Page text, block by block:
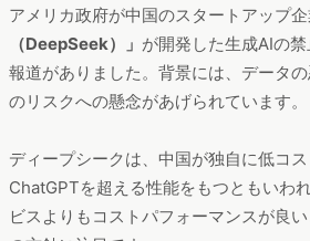
アメリカ政府が中国のスタートアップ
（DeepSeek）」 が開発した生成AIの
報道がありました。背景には、データ
のリスクへの懸念があげられています。
ディープシークは、中国が独自に低コス
ChatGPTを超える性能をもつともいわ
ビスよりもコストパフォーマンスが良